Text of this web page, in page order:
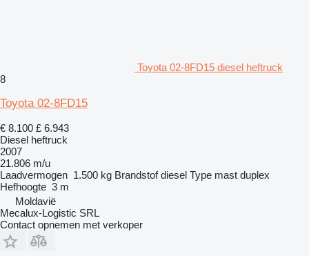
Toyota 02-8FD15 diesel heftruck
8
Toyota 02-8FD15
€ 8.100 £ 6.943
Diesel heftruck
2007
21.806 m/u
Laadvermogen 1.500 kg Brandstof diesel Type mast duplex
Hefhoogte 3 m
Moldavië
Mecalux-Logistic SRL
Contact opnemen met verkoper